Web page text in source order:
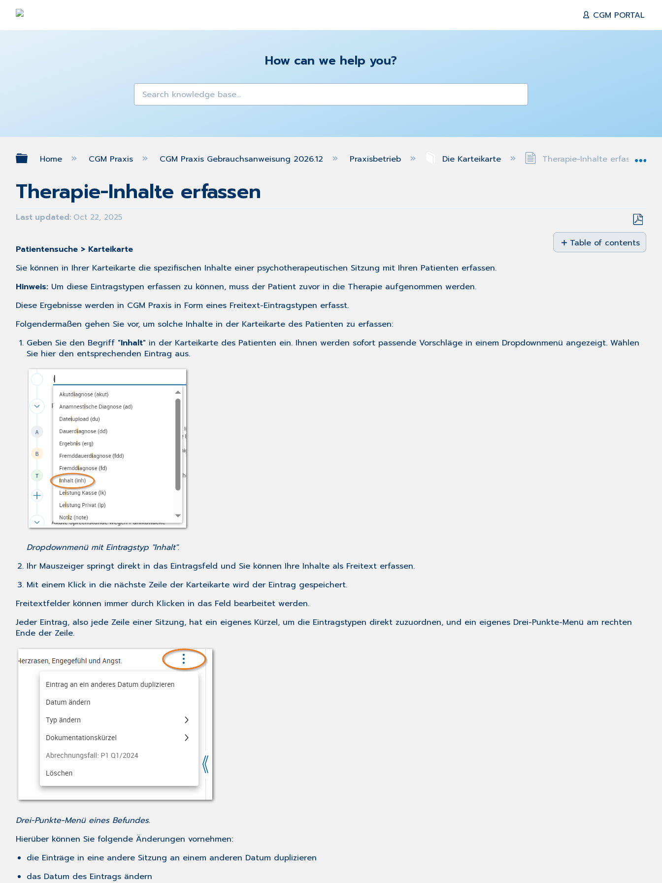
CGM PORTAL
How can we help you?
Expand/collapse global hierarchy
Home CGM Praxis CGM Praxis Gebrauchsanweisung 2026.12 Praxisbetrieb Die Karteikarte Therapie-Inhalte erfassen
Therapie-Inhalte erfassen
Last updated Oct 22, 2025
Save
as
PDF
Table of contents
No
Patientensuche > Karteikarte
Sie können in Ihrer Karteikarte die spezifischen Inhalte einer psychotherapeutischen Sitzung mit Ihren Patienten erfassen.
Hinweis: Um diese Eintragstypen erfassen zu können, muss der Patient zuvor in die Therapie aufgenommen werden.
Diese Ergebnisse werden in CGM Praxis in Form eines Freitext-Eintragstypen erfasst.
Folgendermaßen gehen Sie vor, um solche Inhalte in der Karteikarte des Patienten zu erfassen:
Geben Sie den Begriff "Inhalt" in der Karteikarte des Patienten ein. Ihnen werden sofort passende Vorschläge in einem Dropdownmenü angezeigt. Wählen
Sie hier den entsprechenden Eintrag aus.
Dropdownmenü mit Eintragstyp "Inhalt".
Ihr Mauszeiger springt direkt in das Eintragsfeld und Sie können Ihre Inhalte als Freitext erfassen.
Mit einem Klick in die nächste Zeile der Karteikarte wird der Eintrag gespeichert.
Freitextfelder können immer durch Klicken in das Feld bearbeitet werden.
Jeder Eintrag, also jede Zeile einer Sitzung, hat ein eigenes Kürzel, um die Eintragstypen direkt zuzuordnen, und ein eigenes Drei-Punkte-Menü am rechten
Ende der Zeile.
Drei-Punkte-Menü eines Befundes.
Hierüber können Sie folgende Änderungen vornehmen:
die Einträge in eine andere Sitzung an einem anderen Datum duplizieren
das Datum des Eintrags ändern